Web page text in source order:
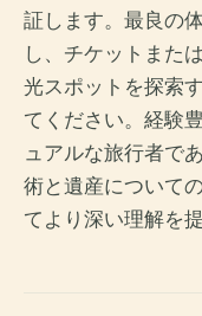
証します。最良の
し、チケットまた
光スポットを探索
てください。経験
ュアルな旅行者で
術と遺産について
てより深い理解を